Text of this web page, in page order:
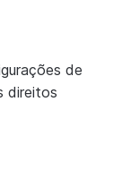
de
direitos